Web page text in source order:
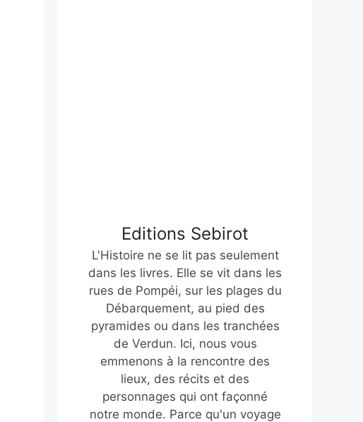
Editions Sebirot
L'Histoire ne se lit pas seulement
dans les livres. Elle se vit dans les
rues de Pompéi, sur les plages du
Débarquement, au pied des
pyramides ou dans les tranchées
de Verdun. Ici, nous vous
emmenons à la rencontre des
lieux, des récits et des
personnages qui ont façonné
notre monde. Parce qu'un voyage